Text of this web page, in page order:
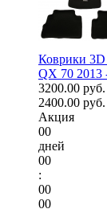
Коврики 3D
QX 70 2013
3200.00 руб.
2400.00 руб.
Акция
00
дней
00
:
00
00